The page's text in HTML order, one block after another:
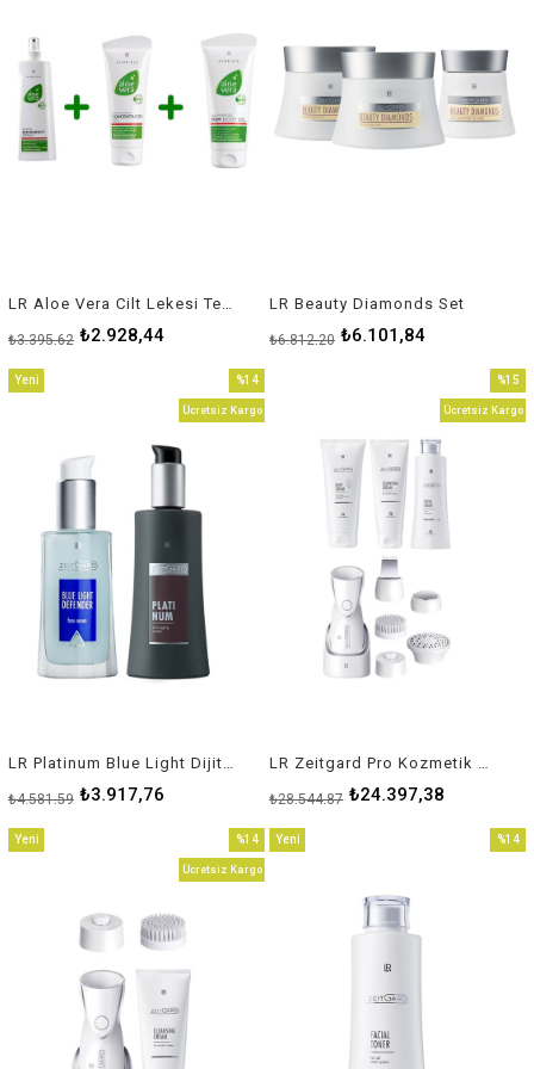
LR Aloe Vera Cilt Lekesi Tedavisi Seti
₺2.928,44
₺3.395,62
LR Beauty Diamonds Set
₺6.101,84
₺6.812,20
₺3.917,76
₺4.581,59
%14
İndirim
Ücretsiz Kargo
Yeni
₺24.397,38
₺28.544,87
%15
İndirim
Ücretsiz Kargo
%14
İndirim
Ücretsiz Kargo
Yeni
%14
Yeni